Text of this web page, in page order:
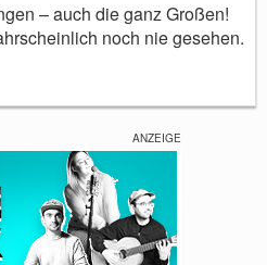
– auch die ganz Großen!
noch nie gesehen.